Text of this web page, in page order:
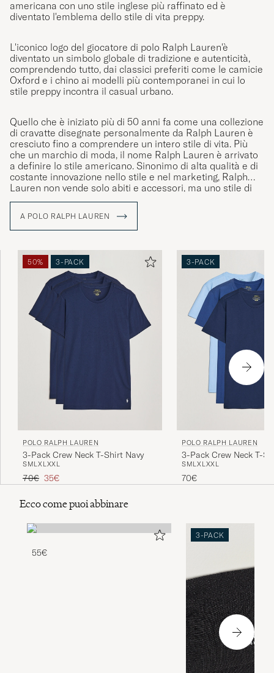
americana con uno stile inglese più raffinato ed è
diventato l'emblema dello stile di vita preppy.
L'iconico logo del giocatore di polo Ralph Lauren'è
diventato un simbolo globale di tradizione e autenticità,
comprendendo tutto, dai classici preferiti come le camicie
Oxford e i chino ai modelli più contemporanei in cui lo
stile preppy incontra il casual urbano.
Quello che è iniziato più di 50 anni fa come una collezione
di cravatte disegnate personalmente da Ralph Lauren è
cresciuto fino a comprendere un intero stile di vita. Più
che un marchio di moda, il nome Ralph Lauren è arrivato
a definire lo stile americano. Sinonimo di alta qualità e di
costante innovazione nello stile e nel marketing, Ralph
Lauren non vende solo abiti e accessori, ma uno stile di
vita che riflette il sogno americano.
A POLO RALPH LAUREN
50% 3-PACK
POLO RALPH LAUREN
3-Pack Crew Neck T-Shirt Navy
SMLXLXXL
Prezzo ordinario
70€ Prezzo ridotto
35€
3-PACK
POLO RALPH LAUREN
3-Pack Crew Neck T-
Navy/Light Navy/Elite
SMLXLXXL
70€
Ecco come puoi abbinare
55€
3-PACK